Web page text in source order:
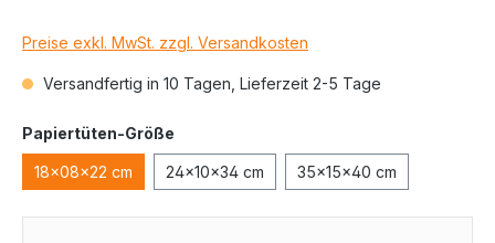
Preise exkl. MwSt. zzgl. Versandkosten
Versandfertig in 10 Tagen, Lieferzeit 2-5 Tage
Papiertüten-Größe
18x08x22 cm 24x10x34 cm 35x15x40 cm